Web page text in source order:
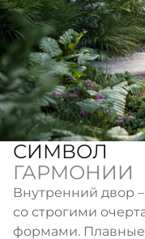
СИМВОЛ
ГАРМОНИИ
Внутренний двор
со строгими
формами.